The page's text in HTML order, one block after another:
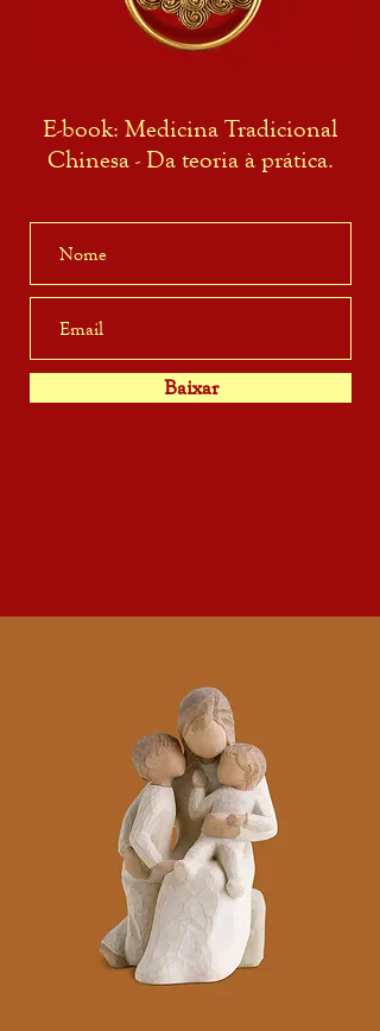
E-book: Medicina Tradicional
Chinesa - Da teoria à prática.
Baixar